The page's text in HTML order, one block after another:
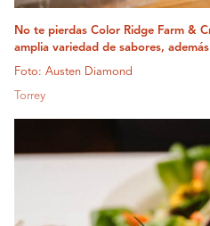
No te pierdas Color Ridge Farm &
amplia variedad de sabores,
Foto: Austen Diamond
Torrey